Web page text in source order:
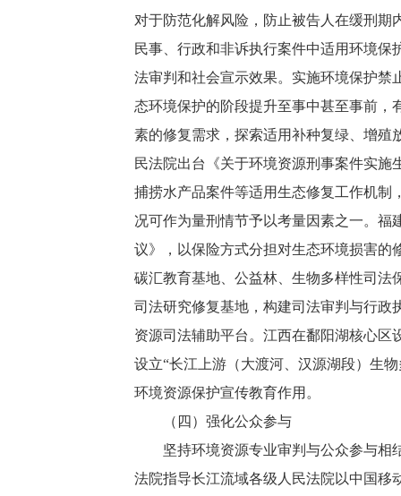
对于防范化解风险，防止被告人在缓刑
民事、行政和非诉执行案件中适用环境
法审判和社会宣示效果。实施环境保护禁
态环境保护的阶段提升至事中甚至事前
素的修复需求，探索适用补种复绿、增殖
民法院出台《关于环境资源刑事案件实
捕捞水产品案件等适用生态修复工作机制
况可作为量刑情节予以考量因素之一。福
议》，以保险方式分担对生态环境损害的
碳汇教育基地、公益林、生物多样性司法
司法研究修复基地，构建司法审判与行政
资源司法辅助平台。江西在鄱阳湖核心
设立“长江上游（大渡河、汉源湖段）生
环境资源保护宣传教育作用。
（四）强化公众参与
坚持环境资源专业审判与公众参与相结
法院指导长江流域各级人民法院以中国移